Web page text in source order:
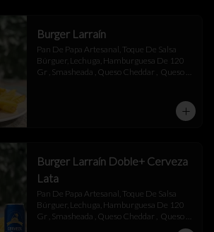
Burger Larraín
Pan De Papa Artesanal, Toque De Salsa
Búrguer, Lechuga, Hamburguesa De 120
Gr , Smasheada , Queso Cheddar ,  Queso
Burger Larraín Doble+ Cerveza
Lata
Pan De Papa Artesanal, Toque De Salsa
Búrguer, Lechuga, Hamburguesa De 120
Gr , Smasheada , Queso Cheddar ,  Queso